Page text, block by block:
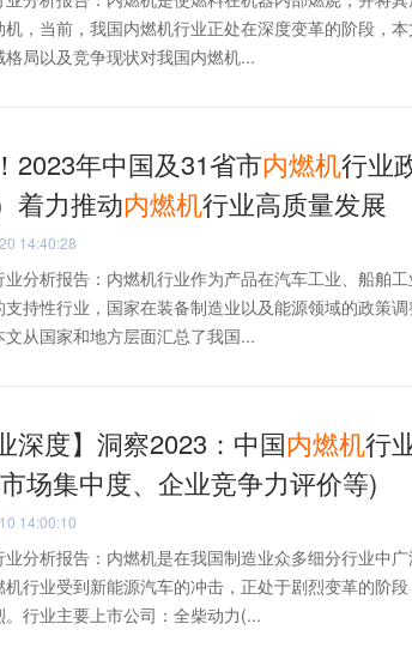
机，当前，我国内燃机行业正处在深度变革的阶段，
格局以及竞争现状对我国内燃机...
2023年中国及31省市内燃机行业
着力推动内燃机行业高质量发展
14:40:28
业分析报告：内燃机行业作为产品在汽车工业、船舶
支持性行业，国家在装备制造业以及能源领域的政策
文从国家和地方层面汇总了我国...
深度】洞察2023：中国内燃机行
场集中度、企业竞争力评价等)
14:00:10
业分析报告：内燃机是在我国制造业众多细分行业中
机行业受到新能源汽车的冲击，正处于剧烈变革的阶
。行业主要上市公司：全柴动力(...